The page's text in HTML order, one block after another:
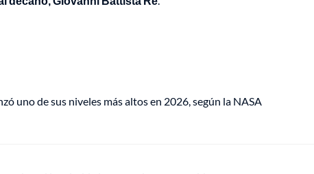
uno de sus niveles más altos en 2026, según la NASA